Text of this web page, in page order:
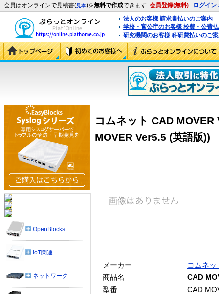
会員はオンラインで見積書(見本)を無料で作成できます 会員登録(無料) ログイン
法人のお客様 請求書払いのご案内
学校・官公庁のお客様 校費・公費
研究機関のお客様 科研費払いのご
コムネット CAD MOVER
MOVER Ver5.5 (英語版))
メーカー
コムネッ
商品名
CAD
型番
CAD
OpenBlocks
IoT関連
ネットワーク